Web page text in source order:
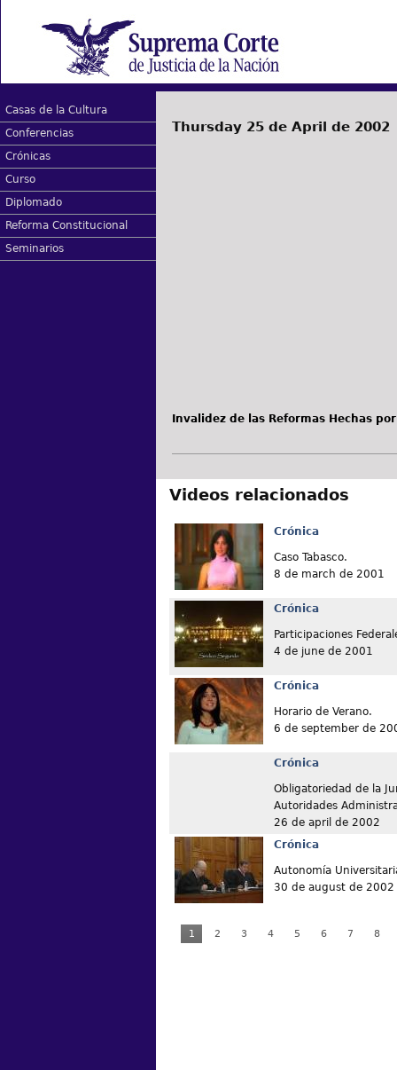
Casas de la Cultura
Conferencias
Crónicas
Curso
Diplomado
Reforma Constitucional
Seminarios
Thursday 25 de April de 2002
Invalidez de las Reformas Hechas
Videos relacionados
Crónica
Caso Tabasco.
8 de march de 2001
Crónica
Participaciones
4 de june de 2001
Crónica
Horario de Verano.
6 de september de
Crónica
Obligatoriedad de la
Autoridades
26 de april de 2002
Crónica
Autonomía
30 de august de 2002
1 2 3 4 5 6 7 8